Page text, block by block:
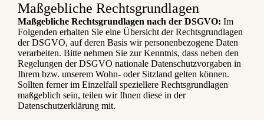
Maßgebliche Rechtsgrundlagen
Maßgebliche Rechtsgrundlagen nach der DSGVO: Im
Folgenden erhalten Sie eine Übersicht der Rechtsgrundlagen
der DSGVO, auf deren Basis wir personenbezogene Daten
verarbeiten. Bitte nehmen Sie zur Kenntnis, dass neben den
Regelungen der DSGVO nationale Datenschutzvorgaben in
Ihrem bzw. unserem Wohn- oder Sitzland gelten können.
Sollten ferner im Einzelfall speziellere Rechtsgrundlagen
maßgeblich sein, teilen wir Ihnen diese in der
Datenschutzerklärung mit.